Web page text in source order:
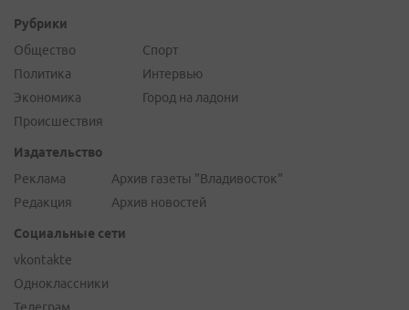
Рубрики
Общество
Политика
Экономика
Происшествия
Спорт
Интервью
Город на ладони
Издательство
Реклама
Редакция
Архив газеты "Владивосток"
Архив новостей
Социальные сети
vkontakte
Одноклассники